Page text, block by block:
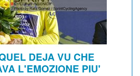
DEJA VU CHE
L'EMOZIONE PIU'